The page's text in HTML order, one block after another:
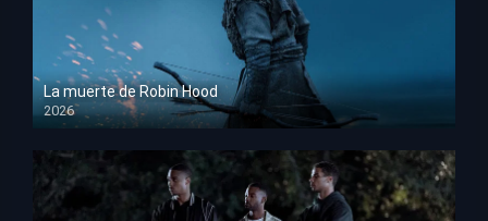
La muerte de Robin Hood
2026
HD 1080p